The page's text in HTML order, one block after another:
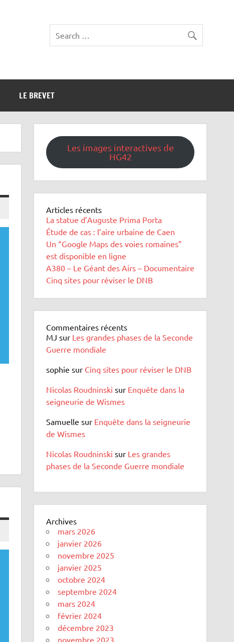
LE BREVET
Les images interactives de
HG42
Articles récents
La statue d’Auguste Prima Porta
Étude de cas : l’aire urbaine de Caen
Un “Google Maps des voies romaines”
est disponible en ligne
A380 – Le Géant des Airs – Documentaire
Cinq sites pour réviser le DNB
Commentaires récents
MJ sur Les grandes phases de la Seconde
Guerre mondiale
sophie sur Cinq sites pour réviser le DNB
Nicolas Roudninski sur Enquête dans la
seigneurie de Wismes
Samuelle sur Enquête dans la seigneurie
de Wismes
Nicolas Roudninski sur Les grandes
phases de la Seconde Guerre mondiale
Archives
mars 2026
janvier 2026
novembre 2025
janvier 2025
octobre 2024
septembre 2024
mars 2024
février 2024
décembre 2023
novembre 2023